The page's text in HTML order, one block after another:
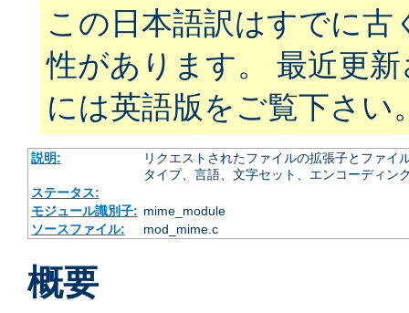
この日本語訳はすでに古
性があります。 最近更
には英語版をご覧下さい
説明:
リクエストされたファイルの拡張子とファ
タイプ、言語、文字セット、エンコーディン
ステータス:
モジュール識別子: mime_module
ソースファイル:
mod_mime.c
概要